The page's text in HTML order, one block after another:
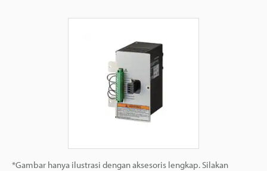
*Gambar hanya ilustrasi dengan aksesoris lengkap. Silakan